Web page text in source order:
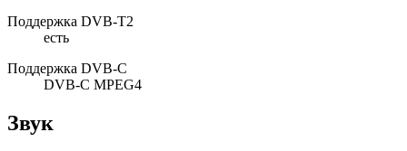
Поддержка DVB-T2
есть
Поддержка DVB-C
DVB-C MPEG4
Звук